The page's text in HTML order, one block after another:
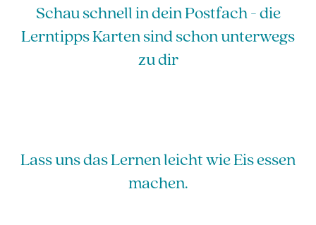
Schau schnell in dein Postfach - die
Lerntipps Karten sind schon unterwegs
zu dir
Lass uns das Lernen leicht wie Eis essen
machen.